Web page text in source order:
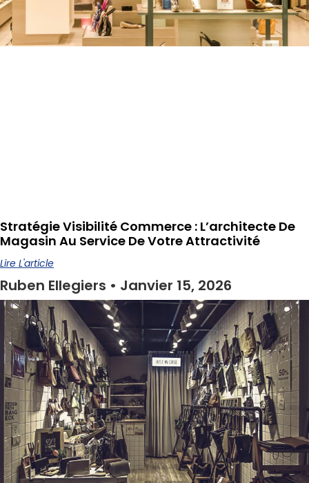
Stratégie Visibilité Commerce : L’architecte De
Magasin Au Service De Votre Attractivité
Lire L'article
Ruben Ellegiers Janvier 15, 2026